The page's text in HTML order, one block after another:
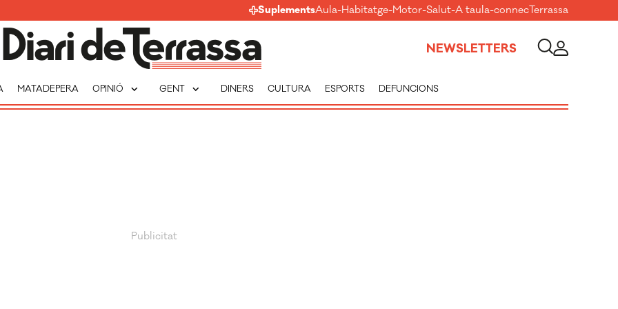
SuplementsAula-Habitatge-Motor-Salut-A taula-connecTerrassa
NEWSLETTERS
MATADEPERA OPINIÓ expand_more GENT expand_more DINERS CULTURA ESPORTS DEFUNCIONS